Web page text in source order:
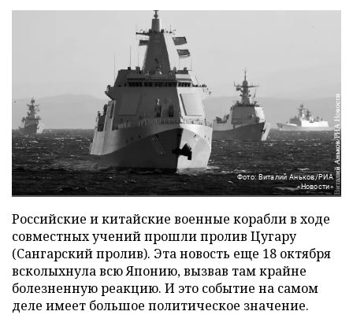
Фото: Виталий Аньков/РИА
«Новости»
Российские и китайские военные корабли в ходе
совместных учений прошли пролив Цугару
(Сангарский пролив). Эта новость еще 18 октября
всколыхнула всю Японию, вызвав там крайне
болезненную реакцию. И это событие на самом
деле имеет большое политическое значение.